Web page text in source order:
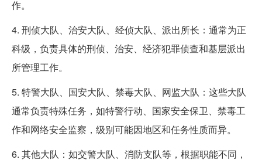
作。
4. 刑侦大队、治安大队、经侦大队、派出所长：通常为正
科级，负责具体的刑侦、治安、经济犯罪侦查和基层派出
所管理工作。
5. 特警大队、国安大队、禁毒大队、网监大队：这些大队
通常负责特殊任务，如特警行动、国家安全保卫、禁毒工
作和网络安全监察，级别可能因地区和任务性质而异。
6. 其他大队：如交警大队、消防支队等，根据职能不同，